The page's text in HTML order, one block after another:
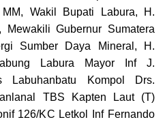
Wakil Bupati Labura, H.
Mewakili Gubernur Sumatera
Sumber Daya Mineral, H.
Labura Mayor Inf J.
Labuhanbatu Kompol Drs.
TBS Kapten Laut (T)
126/KC Letkol Inf Fernando